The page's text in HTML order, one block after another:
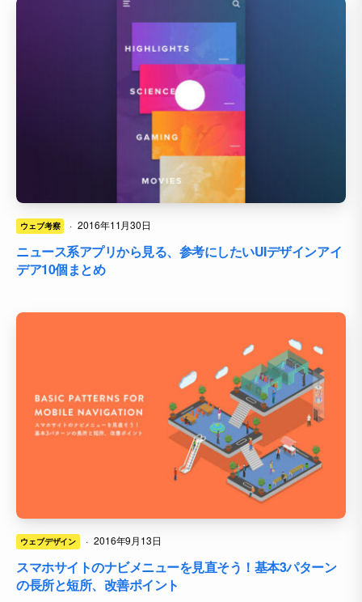
ウェブ考察 · 2016年11月30日
ニュース系アプリから見る、参考にしたいUIデザインアイ
デア10個まとめ
ウェブデザイン · 2016年9月13日
スマホサイトのナビメニューを見直そう！基本3パターン
の長所と短所、改善ポイント